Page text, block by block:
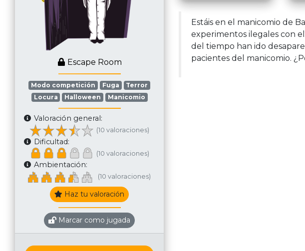
Escape Room
Modo competición Fuga
Terror
Locura
Halloween Manicomio
Valoración general:
(10 valoraciones)
Dificultad:
(10 valoraciones)
Ambientación:
(10 valoraciones)
Haz tu valoración
Marcar como jugada
Estáis en el manicomio de
experimentos ilegales con
del tiempo han ido
pacientes del manicomio.